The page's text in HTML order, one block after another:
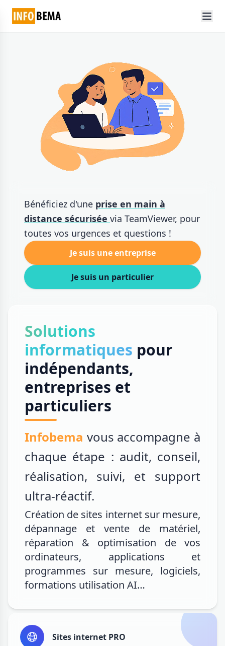
Solutions
informatiques pour
indépendants,
entreprises et
particuliers
Infobema vous accompagne à
chaque étape : audit, conseil,
réalisation, suivi, et support
ultra-réactif.
Création de sites internet sur mesure,
dépannage et vente de matériel,
réparation & optimisation de vos
ordinateurs, applications et
programmes sur mesure, logiciels,
formations utilisation AI…
Bénéficiez d'une prise en main à
distance sécurisée via TeamViewer, pour
toutes vos urgences et questions !
Je suis une entreprise
Je suis un particulier
Sites internet PRO